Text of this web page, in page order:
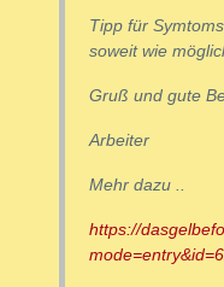
Tipp für
soweit wie
Gruß und gute
Arbeiter
Mehr dazu ..
https://